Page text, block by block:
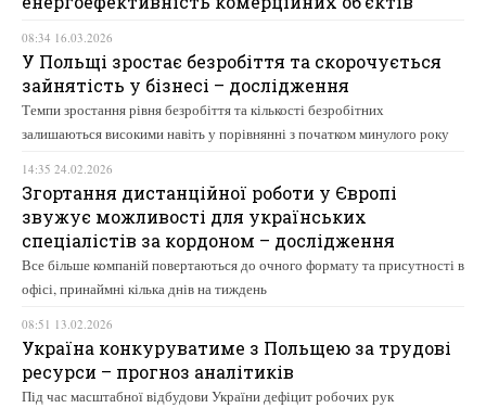
08:34 16.03.2026
У Польщі зростає безробіття та скорочується
зайнятість у бізнесі – дослідження
Темпи зростання рівня безробіття та кількості безробітних
залишаються високими навіть у порівнянні з початком минулого року
14:35 24.02.2026
Згортання дистанційної роботи у Європі
звужує можливості для українських
спеціалістів за кордоном – дослідження
Все більше компаній повертаються до очного формату та присутності в
офісі, принаймні кілька днів на тиждень
08:51 13.02.2026
Україна конкуруватиме з Польщею за трудові
ресурси – прогноз аналітиків
Під час масштабної відбудови України дефіцит робочих рук